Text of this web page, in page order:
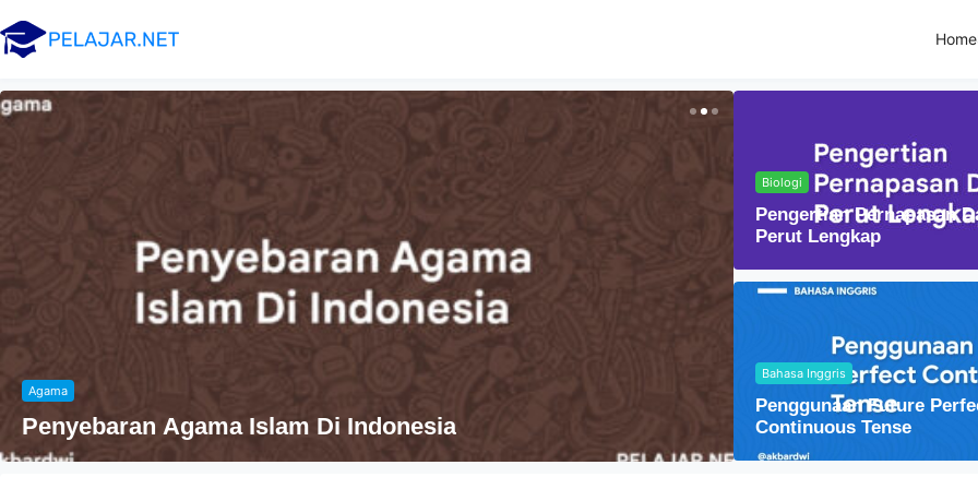
Home
Agama
Penyebaran Agama Islam Di Indonesia Lensa Cembung
Biologi
Pengertian Pernapasan
Perut Lengkap
Bahasa Inggris
Penggunaan Future
Continuous Tense